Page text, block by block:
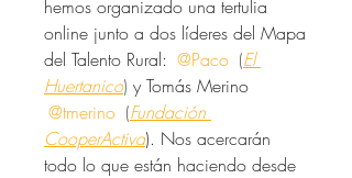
hemos organizado una tertulia
online junto a dos líderes del Mapa
del Talento Rural: @Paco (El
Huertanico) y Tomás Merino
@tmerino (Fundación
CooperActiva). Nos acercarán
todo lo que están haciendo desde